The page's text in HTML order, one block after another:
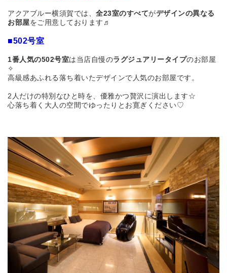
アクアブルー横須賀では、 全23室のすべてがデザインの異なる
お部屋をご用意しております♬
■502号室
1番人気の502号室は当店自慢のラグジュアリータイプのお部屋
✧
高級感あふれる落ち着いたデザインで人気のお部屋です。
2人だけの特別なひと時を、優雅かつ贅沢に演出します☆
心落ち着く大人の空間でゆったりとお寛ぎください♡